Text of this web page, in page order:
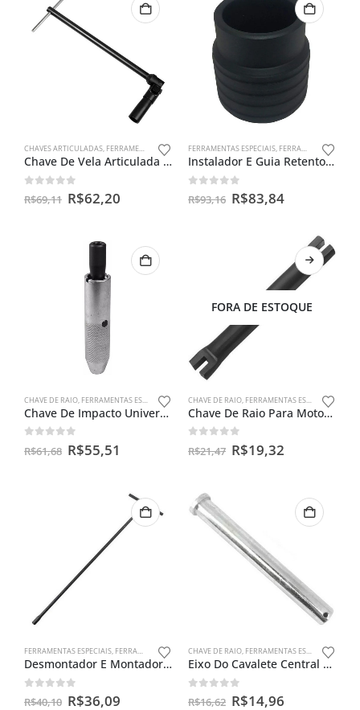
CHAVES ARTICULADAS, FERRAMENTAS ESPECIAIS
Chave De Vela Articulada 16m – Cg150 / Ybr 125/ Twister
out of 5
R$69,11 R$62,20
FERRAMENTAS ESPECIAIS, FERRAMENTAS PARA BENGALAS
Instalador E Guia Retentor De Bengala Ybr 125
out of 5
R$93,16 R$83,84
CHAVE DE RAIO, FERRAMENTAS ESPECIAIS
Chave De Impacto Universal
out of 5
R$61,68 R$55,51
FORA DE ESTOQUE
CHAVE DE RAIO, FERRAMENTAS ESPECIAIS
Chave De Raio Para Motos 13 X 13mm
out of 5
R$21,47 R$19,32
FERRAMENTAS ESPECIAIS, FERRAMENTAS PARA BENGALAS
Desmontador E Montador De Bengalas Ybr 125
out of 5
R$40,10 R$36,09
CHAVE DE RAIO, FERRAMENTAS ESPECIAIS
Eixo Do Cavalete Central Cg Titan Até 99 / Today 125
out of 5
R$16,62 R$14,96